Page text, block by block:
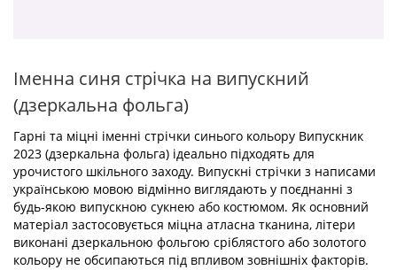
Іменна синя стрічка на випускний
(дзеркальна фольга)
Гарні та міцні іменні стрічки синього кольору Випускник
2023 (дзеркальна фольга) ідеально підходять для
урочистого шкільного заходу. Випускні стрічки з написами
українською мовою відмінно виглядають у поєднанні з
будь-якою випускною сукнею або костюмом. Як основний
матеріал застосовується міцна атласна тканина, літери
виконані дзеркальною фольгою сріблястого або золотого
кольору не обсипаються під впливом зовнішніх факторів.